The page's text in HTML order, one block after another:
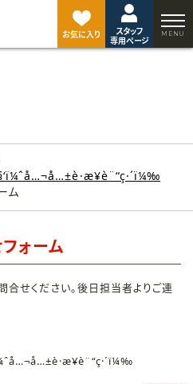
お気に入り
スタッフ
専用ページ
ム
ォーム
せください。後日担当者よりご連